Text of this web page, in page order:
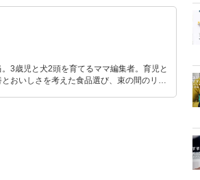
3歳児と犬2頭を育てるママ編集者。育児と
おいしさを考えた食品選び、束の間のリラ